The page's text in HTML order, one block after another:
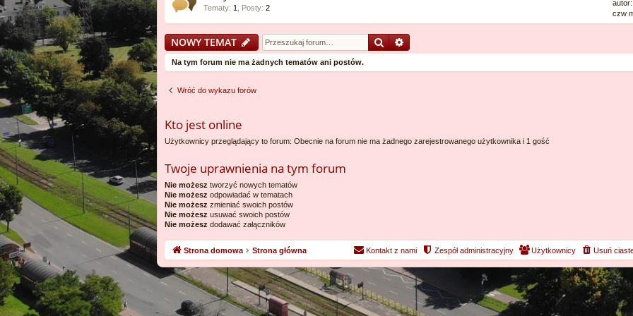
Tematy: 1 Posty: 2
autor:
czw
NOWY TEMAT SzukajWyszukiwanie zaawansowane
Na tym forum nie ma żadnych tematów ani postów.
Wróć do wykazu forów
Kto jest online
Użytkownicy przeglądający to forum: Obecnie na forum nie ma żadnego zarejestrowanego użytkownika i 1 gość
Twoje uprawnienia na tym forum
Nie możesz tworzyć nowych tematów
Nie możesz odpowiadać w tematach
Nie możesz zmieniać swoich postów
Nie możesz usuwać swoich postów
Nie możesz dodawać załączników
Strona domowa Strona główna Usuń
Użytkownicy
Zespół administracyjny
Kontakt z nami